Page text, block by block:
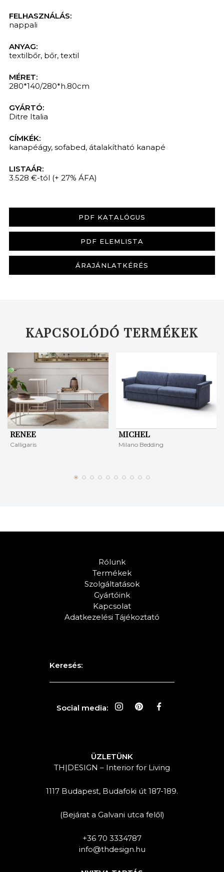
FELHASZNÁLÁS:
nappali
ANYAG:
textilbőr, bőr, textil
MÉRET:
280*140/280*h.80cm
GYÁRTÓ:
Ditre Italia
CÍMKÉK:
kanapéágy, sofabed, átalakítható kanapé
LISTAÁR:
3.528 €-tól (+ 27% ÁFA)
PDF KATALÓGUS
PDF ELEMLISTA
ÁRAJÁNLATKÉRÉS
KAPCSOLÓDÓ TERMÉKEK
RENEE
Calligaris
MICHEL
Milano Bedding
Rólunk
Termékek
Szolgáltatások
Gyártóink
Kapcsolat
Adatkezelési Tájékoztató
Keresés:
Social media:
ÜZLETÜNK
TH|DESIGN – Interior for Living
1117 Budapest, Budafoki út 187-189.
(Bejárat a Galvani utca felől)
+36 70 3334787
info@thdesign.hu